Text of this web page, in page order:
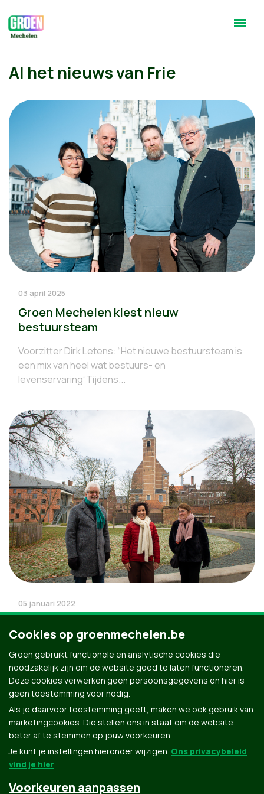
Al het nieuws van Frie
03 april 2025
Groen Mechelen kiest nieuw
bestuursteam
Voorzitter Dirk Letens: “Het nieuwe bestuursteam is
een mix van heel wat bestuurs- en
levenservaring”Tijdens...
05 januari 2022
Bijzonder Comité Sociale Dienst
Frie Niesten neemt na ruim 14 jaar afscheid als
mandataris voor Groen in Mechelen. Na...
Cookies op groenmechelen.be
Groen gebruikt functionele en analytische cookies die
noodzakelijk zijn om de website goed te laten functioneren.
Deze cookies verwerken geen persoonsgegevens en hier is
geen toestemming voor nodig.
Als je daarvoor toestemming geeft, maken we ook gebruik van
marketingcookies. Die stellen ons in staat om de website
beter af te stemmen op jouw voorkeuren.
Je kunt je instellingen hieronder wijzigen. Ons privacybeleid
vind je hier.
Voorkeuren aanpassen